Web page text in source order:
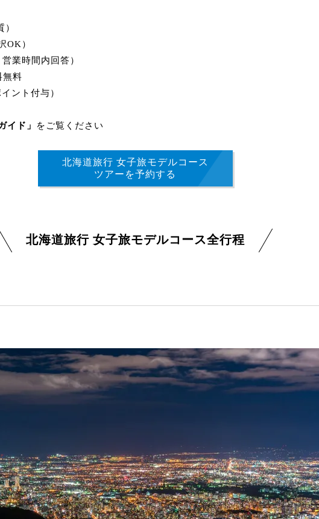
OK）
業時間内回答）
無料
ント付与）
イド」 をご覧ください
北海道旅行 女子旅モデルコース
ツアーを予約する
北海道旅行 女子旅モデルコース全行程